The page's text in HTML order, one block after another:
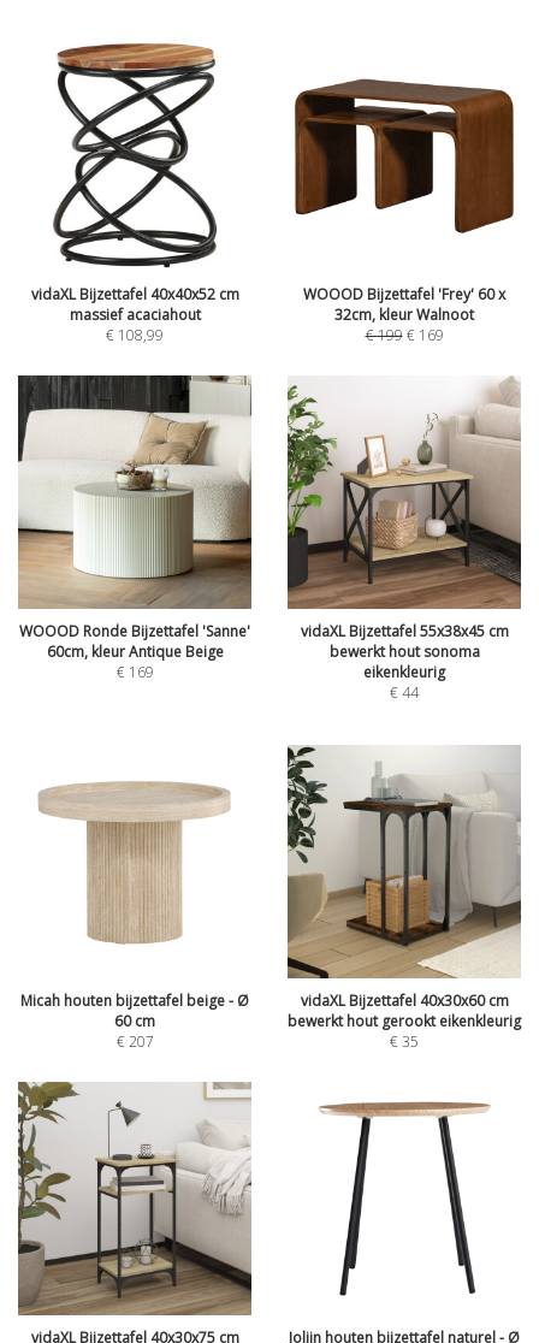
vidaXL Bijzettafel 40x40x52 cm
massief acaciahout
€ 108,99
WOOOD Bijzettafel 'Frey' 60 x
32cm, kleur Walnoot
€199 € 169
WOOOD Ronde Bijzettafel 'Sanne'
60cm, kleur Antique Beige
€ 169
vidaXL Bijzettafel 55x38x45 cm
bewerkt hout sonoma
eikenkleurig
€44
Micah houten bijzettafel beige - Ø
60 cm
€207
vidaXL Bijzettafel 40x30x60 cm
bewerkt hout gerookt eikenkleurig
€35
vidaXL Bijzettafel 40x30x75 cm
Jolijn houten bijzettafel naturel - Ø